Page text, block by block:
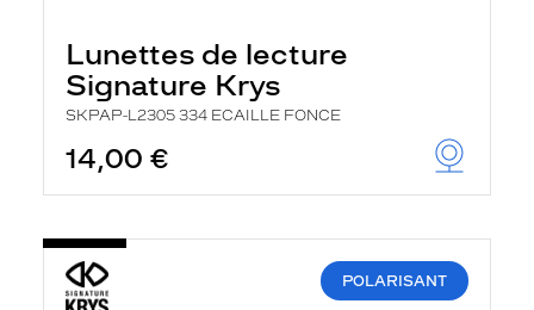
Lunettes de lecture
Signature Krys
SKPAP-L2305 334 ECAILLE FONCE
14,00 €
POLARISANT